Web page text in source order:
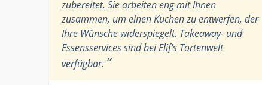
zubereitet. Sie arbeiten eng mit Ihnen
zusammen, um einen Kuchen zu entwerfen, der
Ihre Wünsche widerspiegelt. Takeaway- und
Essensservices sind bei Elif's Tortenwelt
verfügbar. ”